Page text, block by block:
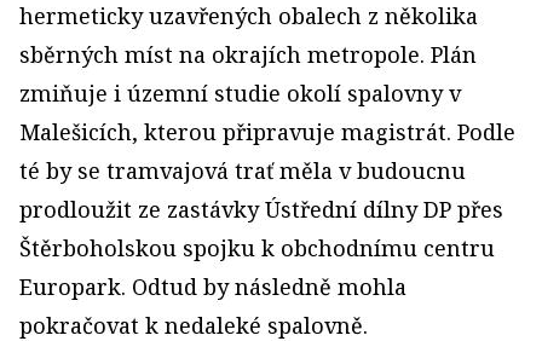
hermeticky uzavřených obalech z několika
sběrných míst na okrajích metropole. Plán
zmiňuje i územní studie okolí spalovny v
Malešicích, kterou připravuje magistrát. Podle
té by se tramvajová trať měla v budoucnu
prodloužit ze zastávky Ústřední dílny DP přes
Štěrboholskou spojku k obchodnímu centru
Europark. Odtud by následně mohla
pokračovat k nedaleké spalovně.